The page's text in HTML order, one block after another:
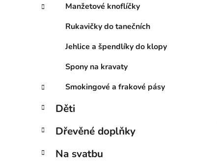
Manžetové knoflíčky
Rukavičky do tanečních
Jehlice a špendlíky do klopy
Spony na kravaty
Smokingové a frakové pásy
Děti
Dřevěné doplňky
Na svatbu